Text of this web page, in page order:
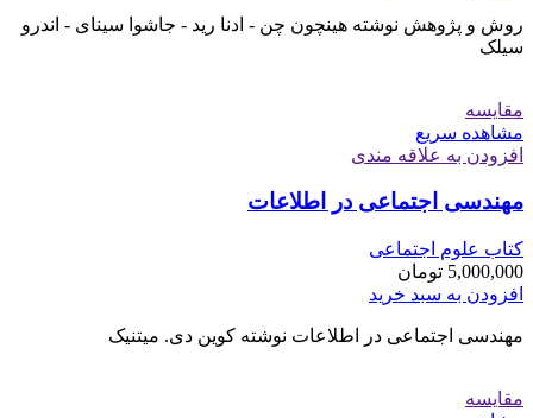
روش و پژوهش نوشته هینچون چن - ادنا رید - جاشوا سینای - اندرو
سیلک
مقایسه
مشاهده سریع
افزودن به علاقه مندی
مهندسی اجتماعی در اطلاعات
کتاب علوم اجتماعی
5,000,000 تومان
افزودن به سبد خرید
مهندسی اجتماعی در اطلاعات نوشته کوین دی. میتنیک
مقایسه